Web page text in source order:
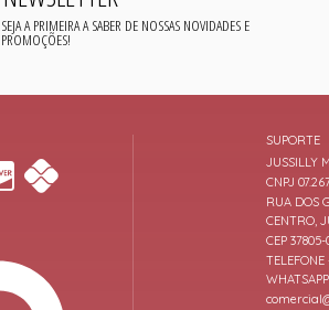
SEJA A PRIMEIRA A SABER DE NOSSAS NOVIDADES E
PROMOÇÕES!
SUPORTE
JUSSILLY
CNPJ
RUA DOS
CENTRO,
CEP
TELEFONE